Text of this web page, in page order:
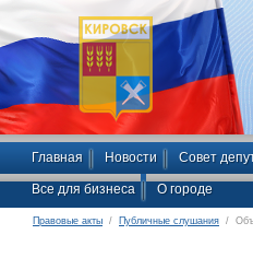
Главная Новости Совет
Все для бизнеса О городе
Правовые акты / Публичные слушания /